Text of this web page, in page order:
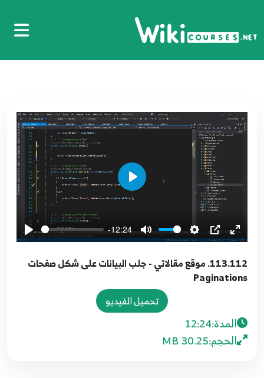
-12:24
Play
113.112. موقع مقالاتي - جلب البيانات على شكل صفحات
Paginations
تحميل الفيديو
المدة:12:24
الحجم:30.25 MB
103الناشرون Add Author Entity
5:49
104
104.103. موقع مقالاتي - انشاء بيانات الناشرون
للمستخدمين Add Author
9:56
105
105.104. موقع مقالاتي - تجربة عملية اضافة
بيانات الناشرون
106.105. موقع مقالاتي - عرض الناشرون
107
107.106. موقع مقالاتي - تحميل الملفات داخل
قاعدة البيانات او كملفات مباشرة